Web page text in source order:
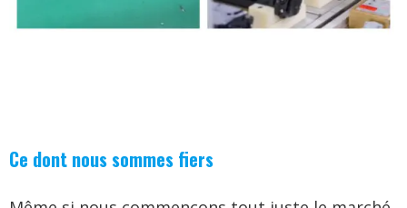
Ce dont nous sommes fiers